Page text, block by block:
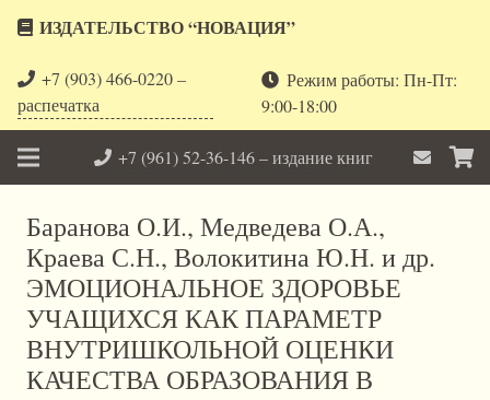
ИЗДАТЕЛЬСТВО “НОВАЦИЯ”
+7 (903) 466-0220 –
распечатка
Режим работы: Пн-Пт:
9:00-18:00
+7 (961) 52-36-146 – издание книг
Баранова О.И., Медведева О.А.,
Краева С.Н., Волокитина Ю.Н. и др.
ЭМОЦИОНАЛЬНОЕ ЗДОРОВЬЕ
УЧАЩИХСЯ КАК ПАРАМЕТР
ВНУТРИШКОЛЬНОЙ ОЦЕНКИ
КАЧЕСТВА ОБРАЗОВАНИЯ В